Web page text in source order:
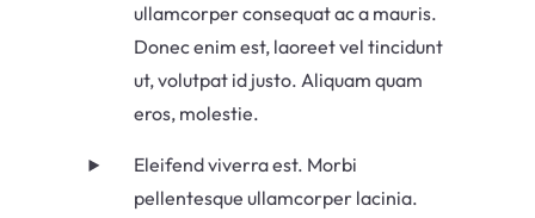
ullamcorper consequat ac a mauris.
Donec enim est, laoreet vel tincidunt
ut, volutpat id justo. Aliquam quam
eros, molestie.
Eleifend viverra est. Morbi
pellentesque ullamcorper lacinia.